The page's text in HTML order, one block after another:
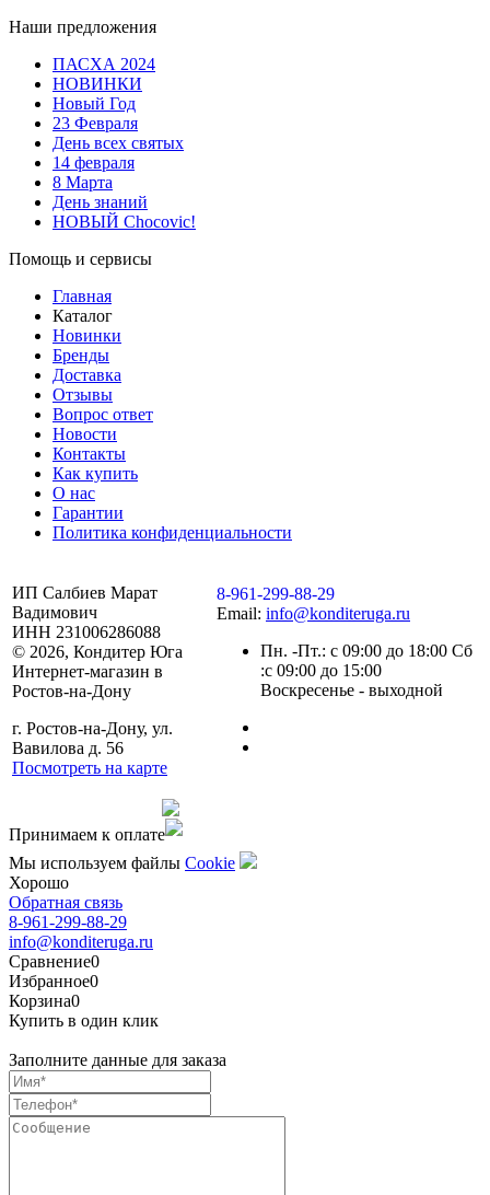
Наши предложения
ПАСХА 2024
НОВИНКИ
Новый Год
23 Февраля
День всех святых
14 февраля
8 Марта
День знаний
НОВЫЙ Chocovic!
Помощь и сервисы
Главная
Каталог
Новинки
Бренды
Доставка
Отзывы
Вопрос ответ
Новости
Контакты
Как купить
О нас
Гарантии
Политика конфиденциальности
ИП Салбиев Марат
Вадимович
ИНН 231006286088
© 2026, Кондитер Юга
Интернет-магазин в
Ростов-на-Дону
г. Ростов-на-Дону, ул.
Вавилова д. 56
Посмотреть на карте
8-961-299-88-29
Email: info@konditeruga.ru
Пн. -Пт.: с 09:00 до 18:00 Сб
:с 09:00 до 15:00
Воскресенье - выходной
Принимаем к оплате
Мы используем файлы Сookie
Хорошо
Обратная связь
8-961-299-88-29
info@konditeruga.ru
Сравнение0
Избранное0
Корзина0
Купить в один клик
Заполните данные для заказа